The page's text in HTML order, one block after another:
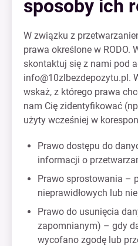
sposoby ich
W związku z
prawa określone w RODO.
skontaktuj się z nami pod
info@10zlbezdepozytu.pl.
wskaż, z którego prawa
nam Cię zidentyfikować
użyty wcześniej w
Prawo dostępu do
informacji o
Prawo sprostowania –
nieprawidłowych lub
Prawo do usunięcia
zapomnianym) – gdy
wycofano zgodę lub